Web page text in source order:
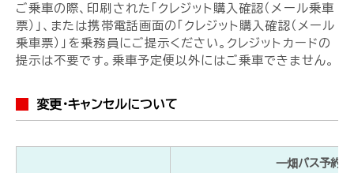
ご乗車の際、印刷された「クレジット購入確認（メール乗車
票）」、または携帯電話画面の「クレジット購入確認（メール
乗車票）」を乗務員にご提示ください。クレジットカードの
提示は不要です。乗車予定便以外にはご乗車できません。
変更・キャンセルについて
一畑バス予約セ